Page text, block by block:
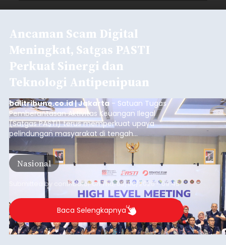
Ancaman Scam Digital
Meningkat, Satgas PASTI
Perkuat Sinergi dan
Teknologi Antipenipuan
balitribune.co.id | Jakarta - Satuan Tugas
Pemberantasan Aktivitas Keuangan Ilegal
(Satgas PASTI) terus memperkuat upaya
pelindungan masyarakat di tengah
meningkatnya ancaman penipuan digital yang
semakin kompleks.
Nasional
Submitted by contributoronThu, 08/06/2026 - 09:45
Baca Selengkapnya